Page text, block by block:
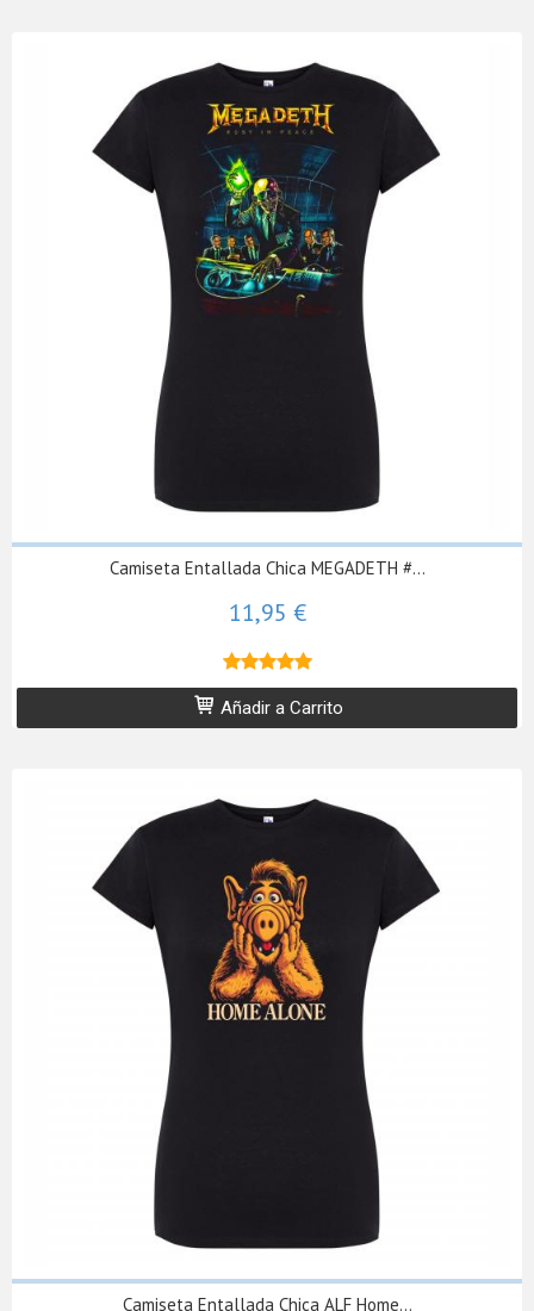
Camiseta Entallada Chica MEGADETH #...
11,95 €
★★★★★
★★★★★
Añadir a Carrito
Camiseta Entallada Chica ALF Home...